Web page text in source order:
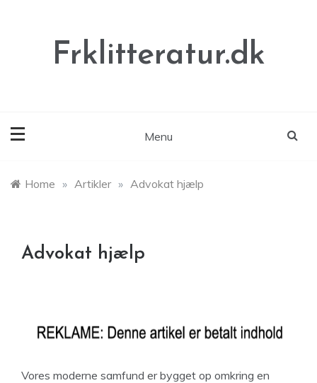
Frklitteratur.dk
Menu
Home » Artikler » Advokat hjælp
Advokat hjælp
Vores moderne samfund er bygget op omkring en